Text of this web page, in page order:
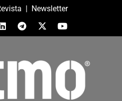
| Newsletter